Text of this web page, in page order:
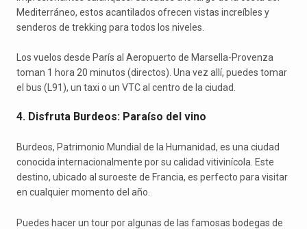
Mediterráneo, estos acantilados ofrecen vistas increíbles y
senderos de trekking para todos los niveles.
Los vuelos desde París al Aeropuerto de Marsella-Provenza
toman 1 hora 20 minutos (directos). Una vez allí, puedes tomar
el bus (L91), un taxi o un VTC al centro de la ciudad.
4. Disfruta Burdeos: Paraíso del vino
Burdeos, Patrimonio Mundial de la Humanidad, es una ciudad
conocida internacionalmente por su calidad vitivinícola. Este
destino, ubicado al suroeste de Francia, es perfecto para visitar
en cualquier momento del año.
Puedes hacer un tour por algunas de las famosas bodegas de